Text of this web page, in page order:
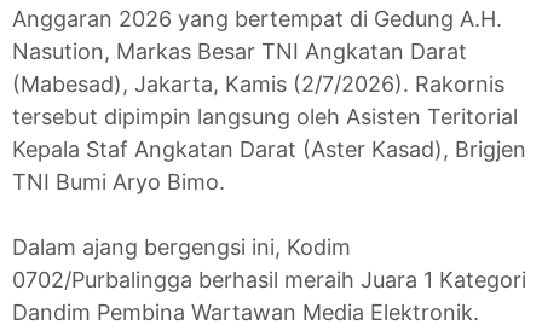
Anggaran 2026 yang bertempat di Gedung A.H.
Nasution, Markas Besar TNI Angkatan Darat
(Mabesad), Jakarta, Kamis (2/7/2026). Rakornis
tersebut dipimpin langsung oleh Asisten Teritorial
Kepala Staf Angkatan Darat (Aster Kasad), Brigjen
TNI Bumi Aryo Bimo.
Dalam ajang bergengsi ini, Kodim
0702/Purbalingga berhasil meraih Juara 1 Kategori
Dandim Pembina Wartawan Media Elektronik.